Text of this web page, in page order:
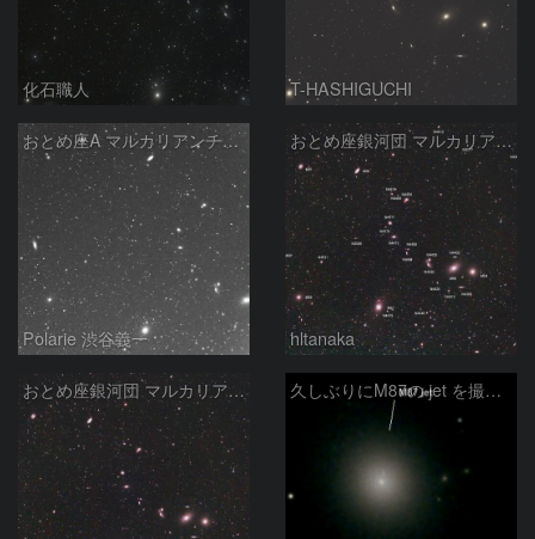
化石職人 T-HASHIGUCHI
おとめ座A マルカリアンチェーン
Polarie 渋谷義一
おとめ座銀河団 マルカリアンチェーン (2)
hltanaka
おとめ座銀河団 マルカリアンチェーン 久しぶりにM87の jet を撮ってみました